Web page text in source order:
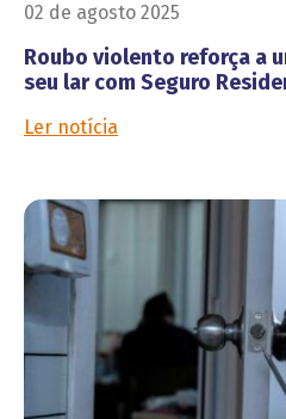
02 de agosto 2025
Roubo violento reforça a
seu lar com Seguro
Ler notícia